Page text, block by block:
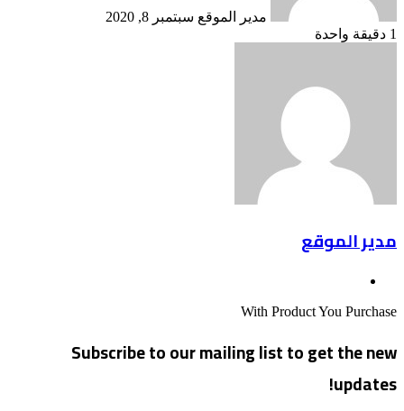
مدير الموقع سبتمبر 8, 2020
1 دقيقة واحدة
مدير الموقع
With Product You Purchase
Subscribe to our mailing list to get the new
updates!